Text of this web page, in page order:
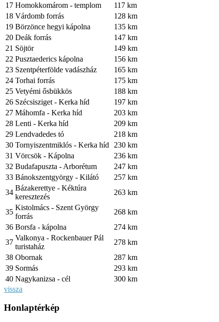
17 Homokkomárom - templom
117 km
18 Várdomb forrás
128 km
19 Börzönce hegyi kápolna
135 km
20 Deák forrás
147 km
21 Söjtör
149 km
22 Pusztaederics kápolna
156 km
23 Szentpéterfölde vadászház
165 km
24 Torhai forrás
175 km
25 Vetyémi ősbükkös
188 km
26 Szécsisziget - Kerka híd
197 km
27 Máhomfa - Kerka híd
203 km
28 Lenti - Kerka híd
209 km
29 Lendvadedes tó
218 km
30 Tornyiszentmiklós - Kerka híd
230 km
31 Vörcsök - Kápolna
236 km
32 Budafapuszta - Arborétum
247 km
33 Bánokszentgyörgy - Kilátó
257 km
34
Bázakerettye - Kéktúra
keresztezés
263 km
35
Kistolmács - Szent György
forrás
268 km
36 Borsfa - kápolna
274 km
37
Valkonya - Rockenbauer Pál
turistaház
278 km
38 Obornak
287 km
39 Sormás
293 km
40 Nagykanizsa - cél
300 km
vissza
Honlaptérkép